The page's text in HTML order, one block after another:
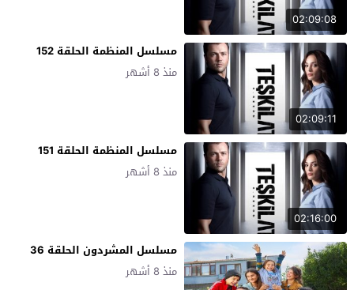
02:09:08
02:09:11
مسلسل المنظمة الحلقة 152
منذ 8 أشهر
02:16:00
مسلسل المنظمة الحلقة 151
منذ 8 أشهر
مسلسل المشردون الحلقة 36
منذ 8 أشهر